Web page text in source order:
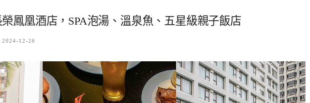
鳳凰酒店，SPA泡湯、溫泉魚、五星級親子飯店
2024-12-26